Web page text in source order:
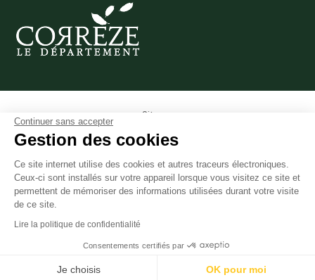
Continuer sans accepter
Gestion des cookies
Ce site internet utilise des cookies et autres traceurs électroniques.
Ceux-ci sont installés sur votre appareil lorsque vous visitez ce site et
permettent de mémoriser des informations utilisées durant votre visite
de ce site.
Lire la politique de confidentialité
Consentements certifiés par
Je choisis OK pour moi
Site pro
Presse
Données personnelles
Gestion des cookies
Accessibilité
Accès téléphonique sourds et malentendants